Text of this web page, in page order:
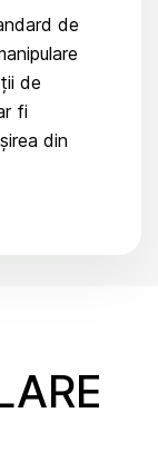
de
de
fi
din